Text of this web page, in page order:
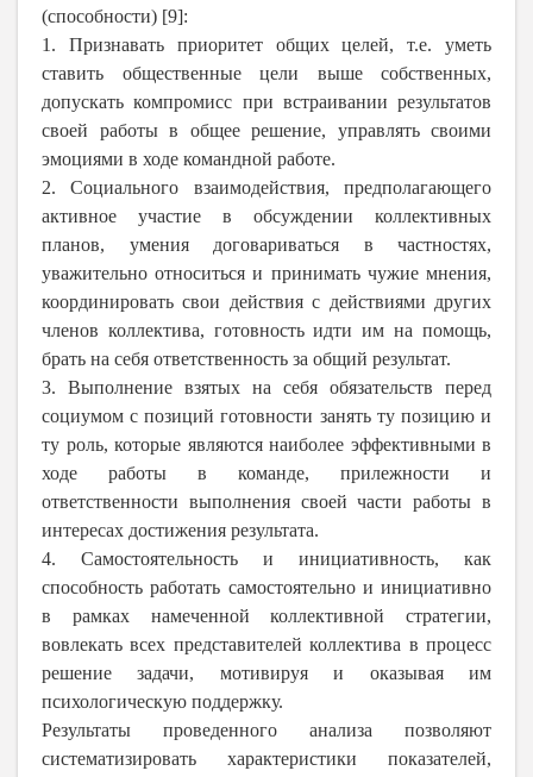
(способности) [9]:
1. Признавать приоритет общих целей, т.е. уметь
ставить общественные цели выше собственных,
допускать компромисс при встраивании результатов
своей работы в общее решение, управлять своими
эмоциями в ходе командной работе.
2. Социального взаимодействия, предполагающего
активное участие в обсуждении коллективных
планов, умения договариваться в частностях,
уважительно относиться и принимать чужие мнения,
координировать свои действия с действиями других
членов коллектива, готовность идти им на помощь,
брать на себя ответственность за общий результат.
3. Выполнение взятых на себя обязательств перед
социумом с позиций готовности занять ту позицию и
ту роль, которые являются наиболее эффективными в
ходе работы в команде, прилежности и
ответственности выполнения своей части работы в
интересах достижения результата.
4.
Самостоятельность и инициативность, как
способность работать самостоятельно и инициативно
в рамках намеченной коллективной стратегии,
вовлекать всех представителей коллектива в процесс
решение задачи, мотивируя и оказывая им
психологическую поддержку.
Результаты проведенного анализа позволяют
систематизировать характеристики показателей,